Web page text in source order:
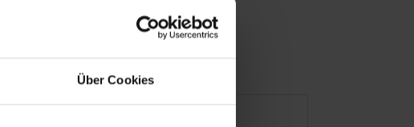
Über Cookies